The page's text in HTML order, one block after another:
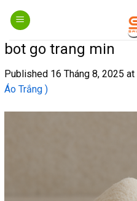
content
bot go trang min
Published 16 Tháng 8, 2025 at
Áo Trắng )